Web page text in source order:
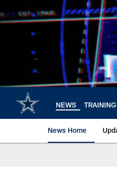
to
main
NEWS
News Home